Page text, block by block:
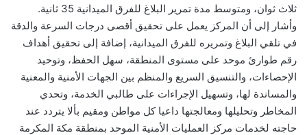
ثلاث ثوان، ومتوسط مدة تمرير البلاغ للفرق الميدانية 35 ثانية.
وأشار إلى أن المركز يعمل على تحقيق أقصى درجات السرعة والدقة
في تلقي البلاغ وتمريره للفرق الميدانية، إضافة إلى تحقيق أهداف
رقم طوارئ موحد على مستوى المنطقة، سهل الحفظ، وتوحيد
الإحصاءات، والتنسيق السريع والمنظم بين الجهات الأمنية والمعنية
والمساندة لها، وتسهيل الإجراءات على طالبي الخدمة، وتحدي
المخاطر وتحليلها ومعالجتها داعيا كل مواطن ومقيم بألا يتردد عند
حاجته لخدمات مركز العمليات الأمنية الموحد بمنطقة مكة المكرمة